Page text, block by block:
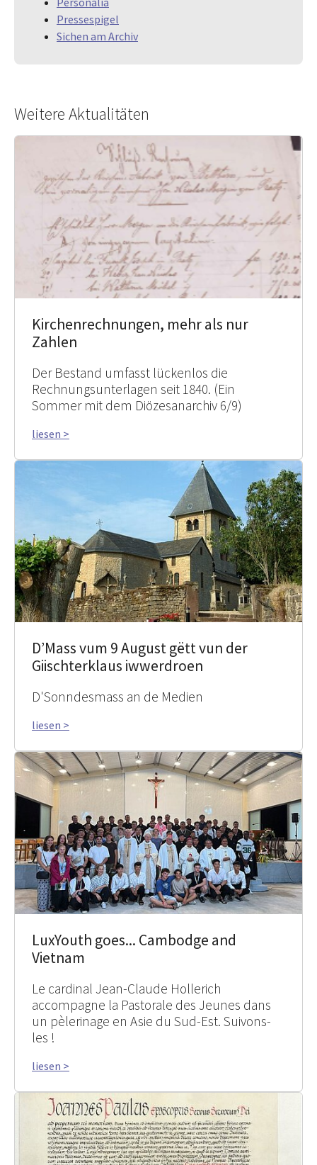
Pressespigel
Sichen am Archiv
Weitere Aktualitäten
Kirchenrechnungen, mehr als nur
Zahlen
Der Bestand umfasst lückenlos die
Rechnungsunterlagen seit 1840. (Ein
Sommer mit dem Diözesanarchiv 6/9)
liesen >
D’Mass vum 9 August gëtt vun der
Giischterklaus iwwerdroen
D'Sonndesmass an de Medien
liesen >
LuxYouth goes... Cambodge and
Vietnam
Le cardinal Jean-Claude Hollerich
accompagne la Pastorale des Jeunes dans
un pèlerinage en Asie du Sud-Est. Suivons-
les !
liesen >